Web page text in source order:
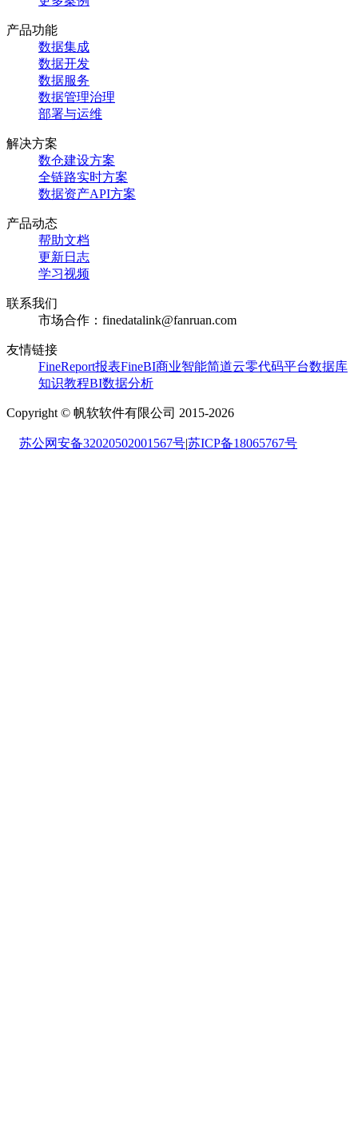
产品功能
数据集成
数据开发
数据服务
数据管理治理
部署与运维
解决方案
数仓建设方案
全链路实时方案
数据资产API方案
产品动态
帮助文档
更新日志
学习视频
联系我们
市场合作：finedatalink@fanruan.com
友情链接
FineReport报表FineBI商业智能简道云零代码平台数据库
知识教程BI数据分析
Copyright © 帆软软件有限公司 2015-2026
苏公网安备32020502001567号|苏ICP备18065767号